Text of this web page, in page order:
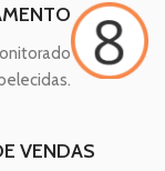
VENDAS